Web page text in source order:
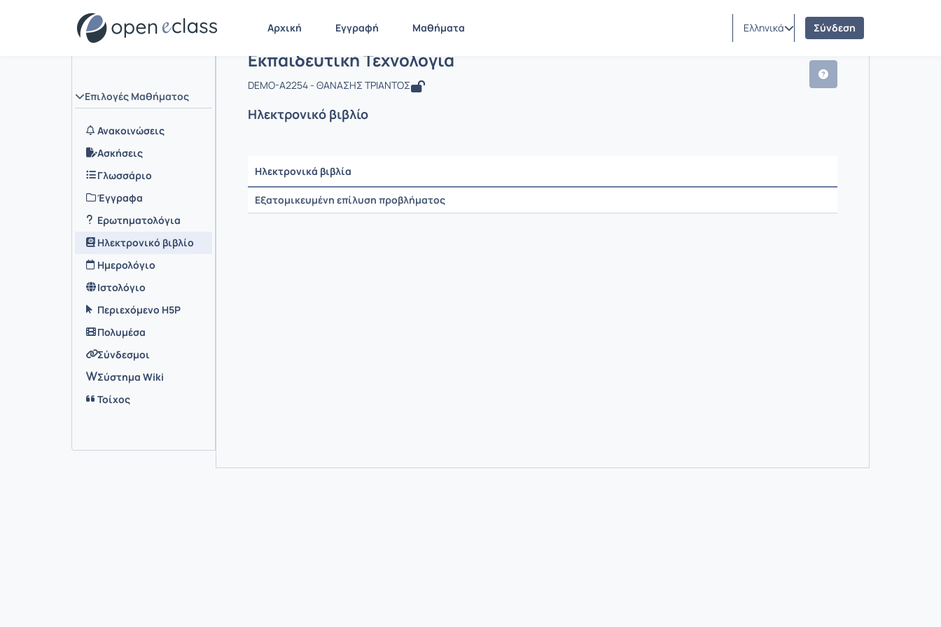
Αρχική Εγγραφή Μαθήματα Ελληνικά Σύνδεση
Επιλογές Μαθήματος
Ανακοινώσεις
Ασκήσεις
Γλωσσάριο
Έγγραφα
Ερωτηματολόγια
Ηλεκτρονικό βιβλίο
Ημερολόγιο
Ιστολόγιο
Περιεχόμενο H5P
Πολυμέσα
Σύνδεσμοι
Σύστημα Wiki
Τοίχος
Μάθημα : Εκπαιδευτική Τεχνολογία
Εκπαιδευτική Τεχνολογία
DEMO-A2254 - ΘΑΝΑΣΗΣ ΤΡΙΑΝΤΟΣ
Ηλεκτρονικό βιβλίο
Ηλεκτρονικά βιβλία
Εξατομικευμένη επίλυση προβλήματος